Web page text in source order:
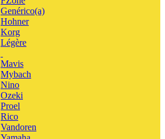
Genérico(a)
Hohner
Korg
Légère
Mavis
Mybach
Nino
Ozeki
Proel
Rico
Vandoren